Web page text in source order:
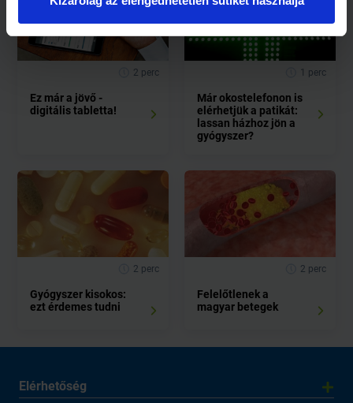
2 perc
Ez már a jövő -
digitális tabletta!
1 perc
Már okostelefonon is
elérhetjük a patikát:
lassan házhoz jön a
gyógyszer?
2 perc
Gyógyszer kisokos:
ezt érdemes tudni
2 perc
Felelőtlenek a
magyar betegek
Elérhetőség